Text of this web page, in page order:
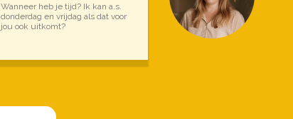
Wanneer heb je tijd? Ik kan a.s.
donderdag en vrijdag als dat voor
jou ook uitkomt?